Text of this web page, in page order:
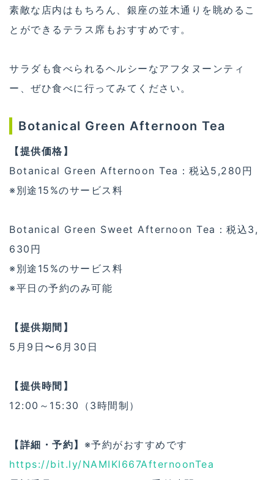
素敵な店内はもちろん、銀座の並木通りを眺めるこ
とができるテラス席もおすすめです。
サラダも食べられるヘルシーなアフタヌーンティ
ー、ぜひ食べに行ってみてください。
Botanical Green Afternoon Tea
【提供価格】
Botanical Green Afternoon Tea：税込5,280円
※別途15%のサービス料
Botanical Green Sweet Afternoon Tea：税込3,
630円
※別途15%のサービス料
※平日の予約のみ可能
【提供期間】
5月9日〜6月30日
【提供時間】
12:00～15:30（3時間制）
【詳細・予約】 ※予約がおすすめです
https://bit.ly/NAMIKI667AfternoonTea